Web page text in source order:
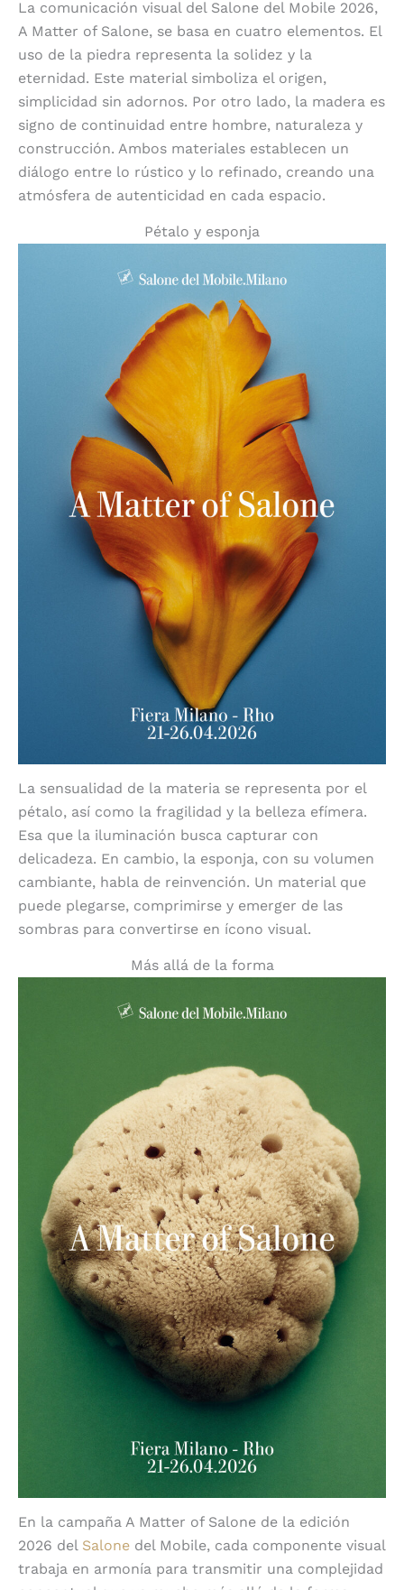
La comunicación visual del Salone del Mobile 2026,
A Matter of Salone, se basa en cuatro elementos. El
uso de la piedra representa la solidez y la
eternidad. Este material simboliza el origen,
simplicidad sin adornos. Por otro lado, la madera es
signo de continuidad entre hombre, naturaleza y
construcción. Ambos materiales establecen un
diálogo entre lo rústico y lo refinado, creando una
atmósfera de autenticidad en cada espacio.
Pétalo y esponja
La sensualidad de la materia se representa por el
pétalo, así como la fragilidad y la belleza efímera.
Esa que la iluminación busca capturar con
delicadeza. En cambio, la esponja, con su volumen
cambiante, habla de reinvención. Un material que
puede plegarse, comprimirse y emerger de las
sombras para convertirse en ícono visual.
Más allá de la forma
En la campaña A Matter of Salone de la edición
2026 del Salone del Mobile, cada componente visual
trabaja en armonía para transmitir una complejidad